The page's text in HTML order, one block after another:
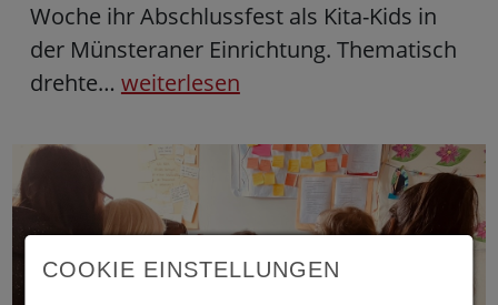
Woche ihr Abschlussfest als Kita-Kids in
der Münsteraner Einrichtung. Thematisch
drehte… weiterlesen
COOKIE EINSTELLUNGEN